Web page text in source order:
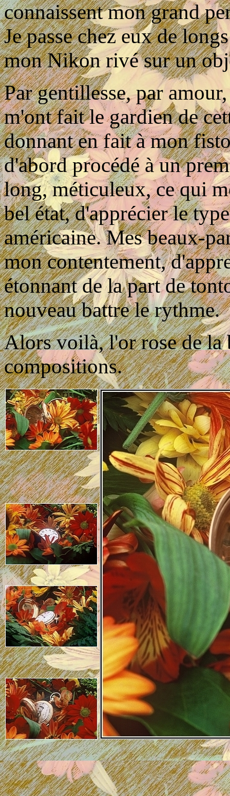
connaissent mon grand
Je passe chez eux de
mon Nikon rivé sur un
Par gentillesse, par
m'ont fait le gardien de
donnant en fait à mon
d'abord procédé à un
long, méticuleux, ce qui
bel état, d'apprécier le
américaine. Mes beaux-
mon contentement,
étonnant de la part de
nouveau battre le rythme.
Alors voilà, l'or rose de la
compositions.